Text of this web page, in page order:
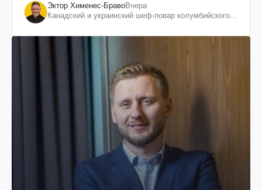
Эктор Хименес-БравоВчера
Канадский и украинский шеф-повар колумбийского